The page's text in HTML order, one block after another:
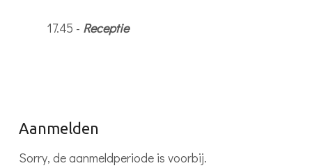
17.45 - Receptie
Aanmelden
Sorry, de aanmeldperiode is voorbij.